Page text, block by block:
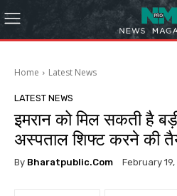
Home Latest News
LATEST NEWS
इमरान को मिल सकती है
अस्पताल शिफ्ट करने की
By Bharatpublic.com February